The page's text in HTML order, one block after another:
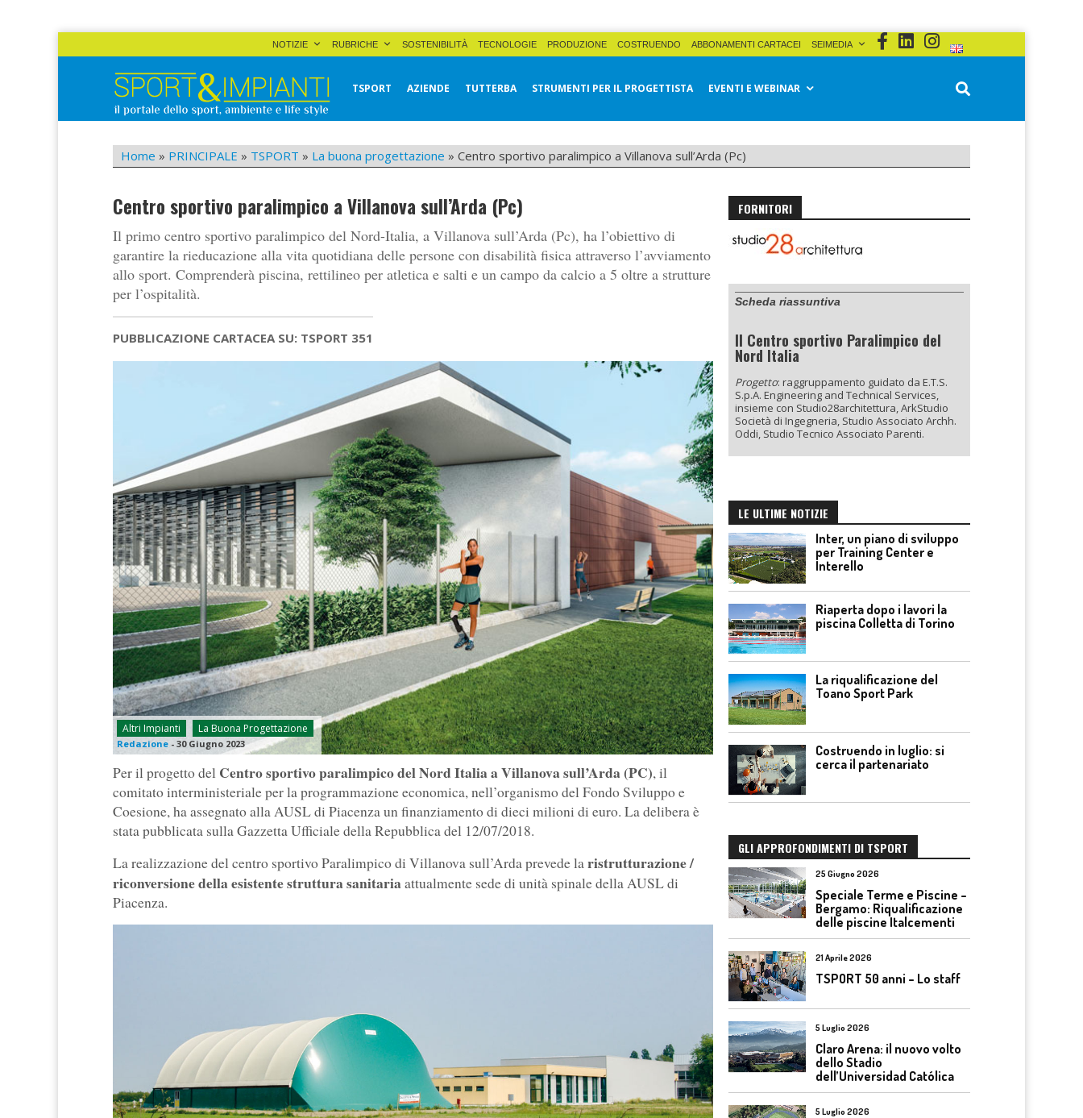
NOTIZIE RUBRICHE SOSTENIBILITÀ TECNOLOGIE PRODUZIONE COSTRUENDO ABBONAMENTI CARTACEI SEIMEDIA
Sport&Impianti
TSPORT AZIENDE TUTTERBA STRUMENTI PER IL PROGETTISTA EVENTI E WEBINAR
Home » PRINCIPALE » TSPORT » La buona progettazione » Centro sportivo paralimpico a Villanova sull’Arda (Pc)
Centro sportivo paralimpico a Villanova sull’Arda (Pc)
Il primo centro sportivo paralimpico del Nord-Italia, a Villanova sull’Arda (Pc), ha l’obiettivo di
garantire la rieducazione alla vita quotidiana delle persone con disabilità fisica attraverso l’avviamento
allo sport. Comprenderà piscina, rettilineo per atletica e salti e un campo da calcio a 5 oltre a strutture
per l’ospitalità.
PUBBLICAZIONE CARTACEA SU: TSPORT 351
Altri Impianti La Buona Progettazione
Redazione - 30 Giugno 2023
Per il progetto del Centro sportivo paralimpico del Nord Italia a Villanova sull’Arda (PC), il
comitato interministeriale per la programmazione economica, nell’organismo del Fondo Sviluppo e
Coesione, ha assegnato alla AUSL di Piacenza un finanziamento di dieci milioni di euro. La delibera è
stata pubblicata sulla Gazzetta Ufficiale della Repubblica del 12/07/2018.
La realizzazione del centro sportivo Paralimpico di Villanova sull’Arda prevede laristrutturazione /
riconversione della esistente struttura sanitaria attualmente sede di unità spinale della AUSL di
Piacenza.
FORNITORI
Scheda riassuntiva
Il Centro sportivo Paralimpico del
Nord Italia
Progetto: raggruppamento guidato da E.T.S.
S.p.A. Engineering and Technical Services,
insieme con Studio28architettura, ArkStudio
Società di Ingegneria, Studio Associato Archh.
Oddi, Studio Tecnico Associato Parenti.
LE ULTIME NOTIZIE
Inter, un piano di sviluppo
per Training Center e
Interello
Riaperta dopo i lavori la
piscina Colletta di Torino
La riqualificazione del
Toano Sport Park
Costruendo in luglio: si
cerca il partenariato
GLI APPROFONDIMENTI DI TSPORT
25 Giugno 2026
Speciale Terme e Piscine –
Bergamo: Riqualificazione
delle piscine Italcementi
21 Aprile 2026
TSPORT 50 anni – Lo staff
5 Luglio 2026
Claro Arena: il nuovo volto
dello Stadio
dell’Universidad Católica
5 Luglio 2026